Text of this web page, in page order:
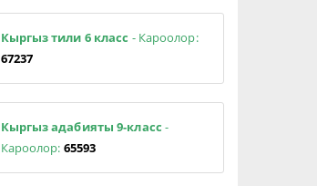
Кыргыз тили 6 класс - Кароолор:
67237
Кыргыз адабияты 9-класс -
Кароолор: 65593